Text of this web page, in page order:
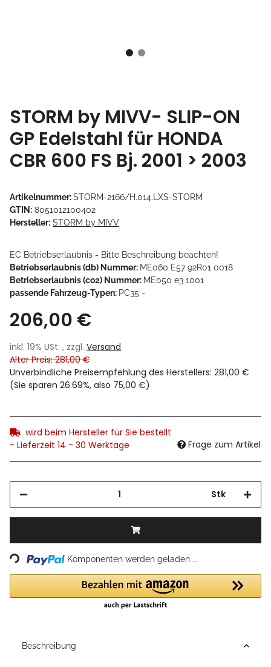
STORM by MIVV- SLIP-ON
GP Edelstahl für HONDA
CBR 600 FS Bj. 2001 > 2003
Artikelnummer:STORM-2166/H.014.LXS-STORM
GTIN: 8051012100402
Hersteller: STORM by MIVV
EC Betriebserlaubnis - Bitte Beschreibung beachten!
Betriebserlaubnis (db) Nummer: ME060 E57 92R01 0018
Betriebserlaubnis (co2) Nummer: ME050 e3 1001
passende Fahrzeug-Typen: PC35 -
206,00 €
inkl. 19% USt. , zzgl. Versand
Alter Preis: 281,00 €
Unverbindliche Preisempfehlung des Herstellers: 281,00 €
(Sie sparen 26.69%, also 75,00 €)
wird beim Hersteller für Sie bestellt
- Lieferzeit 14 - 30 Werktage
Frage zum Artikel
Stk
Loading... Komponenten werden geladen ...
Beschreibung